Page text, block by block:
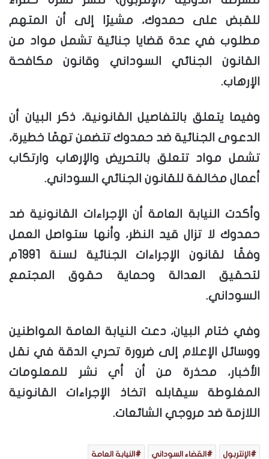
للقبض على حمدوك، مشيرًا إلى أن المتهم
مطلوب في عدة قضايا جنائية تشمل مواد من
القانون الجنائي السوداني وقانون مكافحة
الإرهاب.
وفيما يتعلق بالتفاصيل القانونية، ذكر البيان أن
الدعوى الجنائية ضد حمدوك تتضمن تهمًا خطيرة،
تشمل مواد تتعلق بالتحريض والإرهاب وارتكاب
أعمال مخالفة للقانون الجنائي السوداني.
وأكدت النيابة العامة أن الإجراءات القانونية ضد
حمدوك لا تزال قيد النظر، وأنها ستواصل العمل
وفقًا لقانون الإجراءات الجنائية لسنة 1991م
لتحقيق العدالة وحماية حقوق المجتمع
السوداني.
وفي ختام البيان، دعت النيابة العامة المواطنين
ووسائل الإعلام إلى ضرورة تحري الدقة في نقل
الأخبار، محذرة من أن أي نشر للمعلومات
المغلوطة سيقابله اتخاذ الإجراءات القانونية
اللازمة ضد مروجي الشائعات.
الإنتربول القضاء السوداني النيابة العامة